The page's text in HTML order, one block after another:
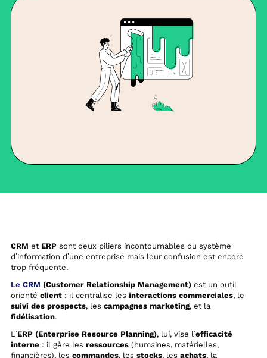
CRM et ERPsont deux piliers incontournables du système
d’information d’une entreprise mais leur confusion est encore
trop fréquente.
Le CRM (Customer Relationship Management)est un outil
orienté client: il centralise les interactions commerciales, le
suivi des prospects, les campagnes marketing, et la
fidélisation.
L’ERP (Enterprise Resource Planning), lui, vise l’efficacité
interne : il gère les ressources(humaines, matérielles,
financières), les commandes, les stocks, les achats, la